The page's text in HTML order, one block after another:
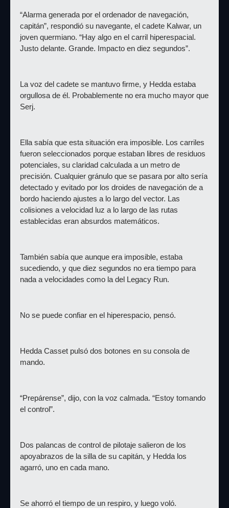
“Alarma generada por el ordenador de navegación,
capitán”, respondió su navegante, el cadete Kalwar, un
joven quermiano. “Hay algo en el carril hiperespacial.
Justo delante. Grande. Impacto en diez segundos”.
La voz del cadete se mantuvo firme, y Hedda estaba
orgullosa de él. Probablemente no era mucho mayor que
Serj.
Ella sabía que esta situación era imposible. Los carriles
fueron seleccionados porque estaban libres de residuos
potenciales, su claridad calculada a un metro de
precisión. Cualquier gránulo que se pasara por alto sería
detectado y evitado por los droides de navegación de a
bordo haciendo ajustes a lo largo del vector. Las
colisiones a velocidad luz a lo largo de las rutas
establecidas eran absurdos matemáticos.
También sabía que aunque era imposible, estaba
sucediendo, y que diez segundos no era tiempo para
nada a velocidades como la del Legacy Run.
No se puede confiar en el hiperespacio, pensó.
Hedda Casset pulsó dos botones en su consola de
mando.
“Prepárense”, dijo, con la voz calmada. “Estoy tomando
el control”.
Dos palancas de control de pilotaje salieron de los
apoyabrazos de la silla de su capitán, y Hedda los
agarró, uno en cada mano.
Se ahorró el tiempo de un respiro, y luego voló.